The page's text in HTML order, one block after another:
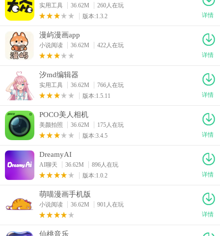
实用工具 36.62M
260人在玩
版本:1.3.2
详情
漫屿漫画app
小说阅读 36.62M
422人在玩
详情
汐md编辑器
实用工具 36.62M
766人在玩
版本:1.5.11
详情
POCO美人相机
美颜拍照 36.62M
175人在玩
版本:3.4.5
详情
DreamyAI
AI聊天 36.62M
896人在玩
版本:1.0.2
详情
萌喵漫画手机版
小说阅读 36.62M
901人在玩
详情
仙桃音乐